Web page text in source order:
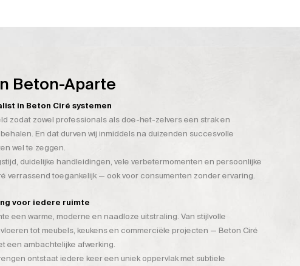
Beton-Aparte
in Beton Ciré systemen
zodat zowel professionals als doe-het-zelvers een strak en
En dat durven wij inmiddels na duizenden succesvolle
wel te zeggen.
duidelijke handleidingen, vele verbetermomenten en persoonlijke
verrassend toegankelijk — ook voor consumenten zonder ervaring.
voor iedere ruimte
een warme, moderne en naadloze uitstraling. Van stijlvolle
tot meubels, keukens en commerciële projecten — Beton Ciré
een ambachtelijke afwerking.
ontstaat iedere keer een uniek oppervlak met subtiele